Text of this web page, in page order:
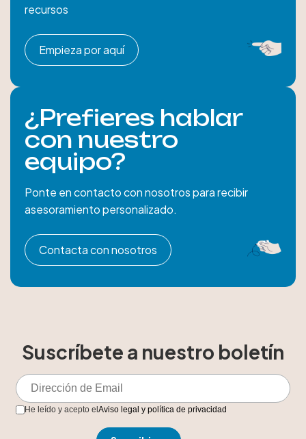
recursos
Empieza por aquí
¿Prefieres hablar
con nuestro
equipo?
Ponte en contacto con nosotros para recibir
asesoramiento personalizado.
Contacta con nosotros
Suscríbete a nuestro boletín
He leído y acepto elAviso legal y política de privacidad